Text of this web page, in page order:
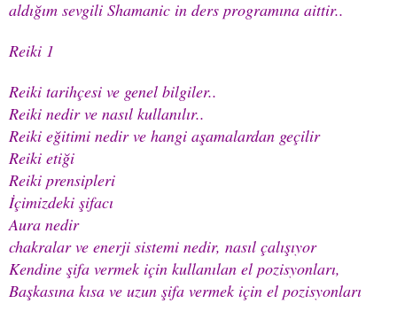
aldığım sevgili Shamanic in ders programına aittir..
Reiki 1
Reiki tarihçesi ve genel bilgiler..
Reiki nedir ve nasıl kullanılır..
Reiki eğitimi nedir ve hangi aşamalardan geçilir
Reiki etiği
Reiki prensipleri
İçimizdeki şifacı
Aura nedir
chakralar ve enerji sistemi nedir, nasıl çalışıyor
Kendine şifa vermek için kullanılan el pozisyonları,
Başkasına kısa ve uzun şifa vermek için el pozisyonları